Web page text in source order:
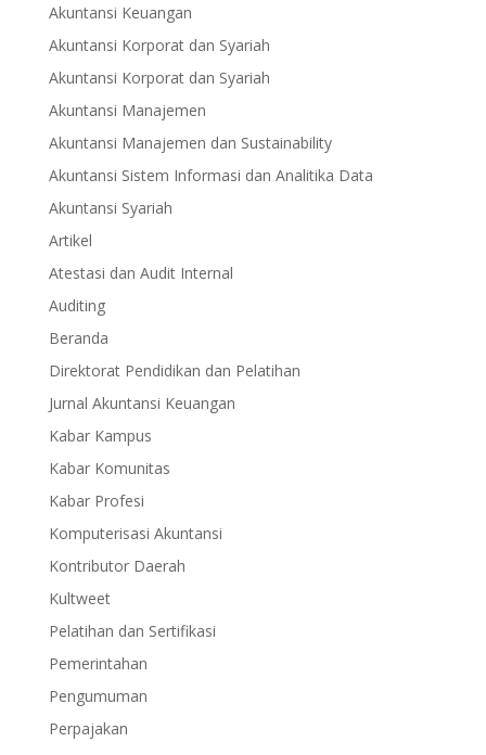
Akuntansi Keuangan
Akuntansi Korporat dan Syariah
Akuntansi Korporat dan Syariah
Akuntansi Manajemen
Akuntansi Manajemen dan Sustainability
Akuntansi Sistem Informasi dan Analitika Data
Akuntansi Syariah
Artikel
Atestasi dan Audit Internal
Auditing
Beranda
Direktorat Pendidikan dan Pelatihan
Jurnal Akuntansi Keuangan
Kabar Kampus
Kabar Komunitas
Kabar Profesi
Komputerisasi Akuntansi
Kontributor Daerah
Kultweet
Pelatihan dan Sertifikasi
Pemerintahan
Pengumuman
Perpajakan